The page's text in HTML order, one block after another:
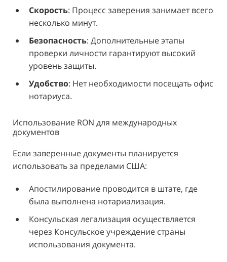
Скорость: Процесс заверения занимает всего
несколько минут.
Безопасность: Дополнительные этапы
проверки личности гарантируют высокий
уровень защиты.
Удобство: Нет необходимости посещать офис
нотариуса.
Использование RON для международных
документов
Если заверенные документы планируется
использовать за пределами США:
Апостилирование проводится в штате, где
была выполнена нотариализация.
Консульская легализация осуществляется
через Консульское учреждение страны
использования документа.